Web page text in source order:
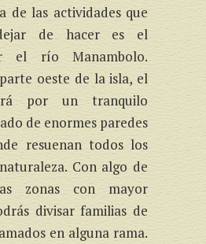
de las actividades que
de hacer es el
el río Manambolo.
oeste de la isla, el
por un tranquilo
de enormes paredes
resuenan todos los
Con algo de
zonas con mayor
divisar familias de
en alguna rama.